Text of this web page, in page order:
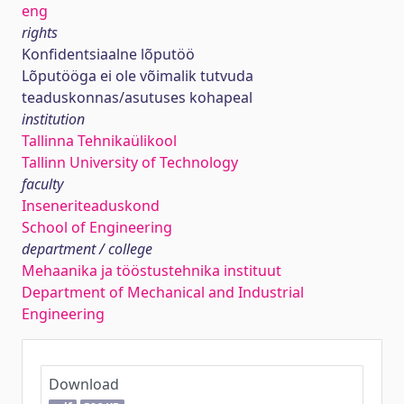
eng
rights
Konfidentsiaalne lõputöö
Lõputööga ei ole võimalik tutvuda
teaduskonnas/asutuses kohapeal
institution
Tallinna Tehnikaülikool
Tallinn University of Technology
faculty
Inseneriteaduskond
School of Engineering
department / college
Mehaanika ja tööstustehnika instituut
Department of Mechanical and Industrial
Engineering
Download